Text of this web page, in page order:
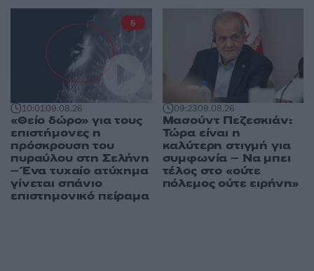
10:0109.08.26
«Θείο δώρο» για τους
επιστήμονες η
πρόσκρουση του
πυραύλου στη Σελήνη
– Ένα τυχαίο ατύχημα
γίνεται σπάνιο
επιστημονικό πείραμα
5
09:2309.08.26
Μασούντ Πεζεσκιάν:
Τώρα είναι η
καλύτερη στιγμή για
συμφωνία – Να μπει
τέλος στο «ούτε
πόλεμος ούτε ειρήνη»